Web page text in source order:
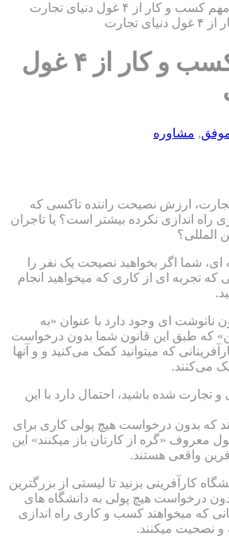
و کار از ۴ غول دنیای تجارت
اصول مهم کسب و کار از ۴ غول
موفق, مشاوره
ارزش نصیحت راننده تاکسی که
اندازی نکرده بیشتر است؟ یا تاجران
المللی؟
شما اگر بخواهید نصیحت یک نفر را
تجربه ای از کاری که میخواهید انجام
نانوشت ای وجود دارد با عنوان «به
که طبق این قانون شما بدون درخواست
که میتوانید کمک می‌کنید و و آنها
می‌کنند.
و تجارت شده باشید، احتمال دارد با این
که بدون درخواست هیچ پولی کاری برای
معروف «گره از کارتان باز میکنند» این
واقعی هستند.
کارآفرینی بزنید تا لیستی از بزرگترین
بدون درخواست هیچ پولی به دانشگاه های
که میخواهند کسب و کاری راه اندازی
و نصحیت میکنند.